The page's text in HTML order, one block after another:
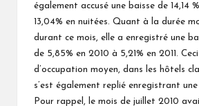
également accusé une baisse de 14,14
13,04% en nuitées. Quant à la durée
durant ce mois, elle a enregistré une
de 5,85% en 2010 à 5,21% en 2011.
d’occupation moyen, dans les hôtels
s’est également replié enregistrant une
Pour rappel, le mois de juillet 2010